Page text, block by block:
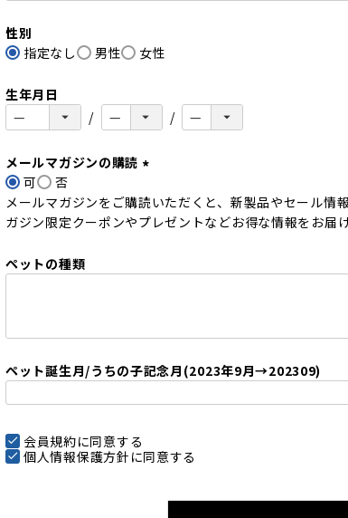
)
性別
指定なし
男性 女性
生年月日
メールマガジンの購読
必
須
可
否
メールマガジンをご購読いただくと、新製品やセール情
ガジン限定クーポンやプレゼントなどお得な情報をお届
ペットの種類
ペット誕生月/うちの子記念月(2023年9月→202309)
会員規約に同意する
個人情報保護方針 に同意する